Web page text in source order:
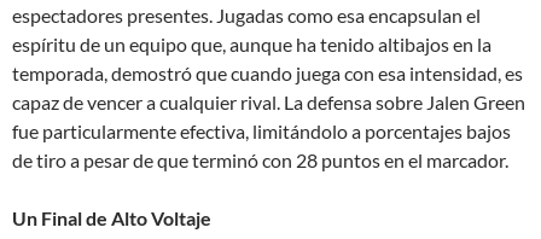
espectadores presentes. Jugadas como esa encapsulan el
espíritu de un equipo que, aunque ha tenido altibajos en la
temporada, demostró que cuando juega con esa intensidad, es
capaz de vencer a cualquier rival. La defensa sobre Jalen Green
fue particularmente efectiva, limitándolo a porcentajes bajos
de tiro a pesar de que terminó con 28 puntos en el marcador.
Un Final de Alto Voltaje